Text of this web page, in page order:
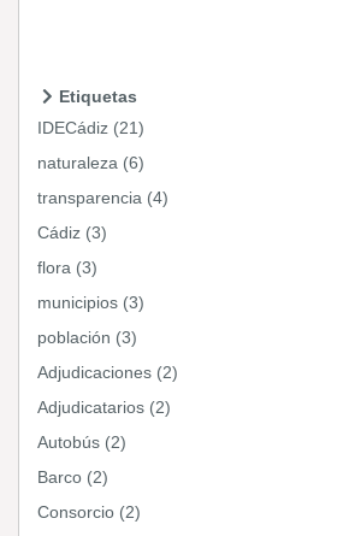
Etiquetas
IDECádiz (21)
naturaleza (6)
transparencia (4)
Cádiz (3)
flora (3)
municipios (3)
población (3)
Adjudicaciones (2)
Adjudicatarios (2)
Autobús (2)
Barco (2)
Consorcio (2)